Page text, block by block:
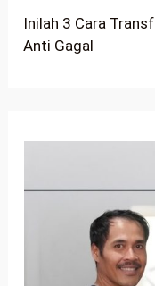
Inilah 3 Cara
Anti Gagal